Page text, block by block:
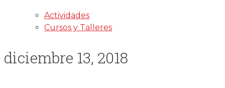
Actividades
Cursos y Talleres
diciembre 13, 2018